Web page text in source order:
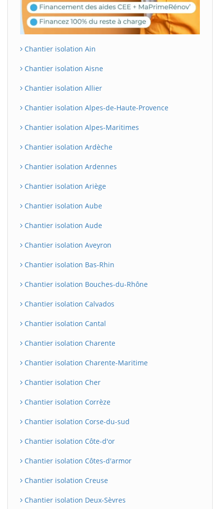
Chantier isolation Ain
Chantier isolation Aisne
Chantier isolation Allier
Chantier isolation Alpes-de-Haute-Provence
Chantier isolation Alpes-Maritimes
Chantier isolation Ardèche
Chantier isolation Ardennes
Chantier isolation Ariège
Chantier isolation Aube
Chantier isolation Aude
Chantier isolation Aveyron
Chantier isolation Bas-Rhin
Chantier isolation Bouches-du-Rhône
Chantier isolation Calvados
Chantier isolation Cantal
Chantier isolation Charente
Chantier isolation Charente-Maritime
Chantier isolation Cher
Chantier isolation Corrèze
Chantier isolation Corse-du-sud
Chantier isolation Côte-d'or
Chantier isolation Côtes-d'armor
Chantier isolation Creuse
Chantier isolation Deux-Sèvres